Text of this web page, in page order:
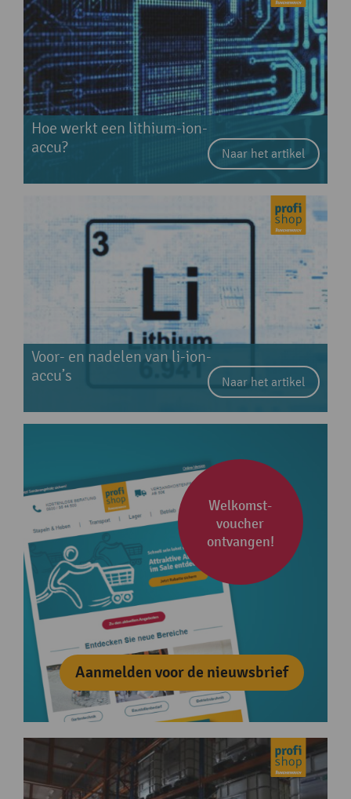
Hoe werkt een lithium-ion-
accu?
Naar het artikel
Voor- en nadelen van li-ion-
accu’s
Naar het artikel
Welkomst­
voucher
ontvangen!
Aanmelden voor de nieuwsbrief